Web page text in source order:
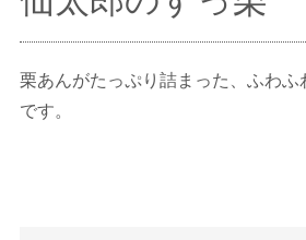
栗あんがたっぷり詰まった、ふわふ
です。